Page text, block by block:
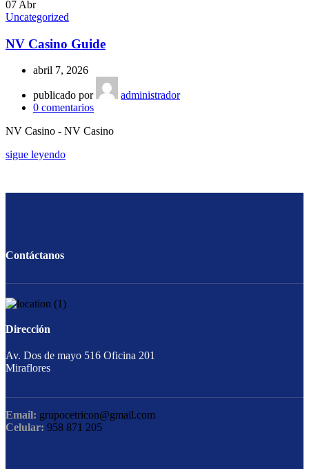
07 Abr
Uncategorized
NV Casino Guide
abril 7, 2026
publicado por
administrador
0 comentarios
NV Casino - NV Casino
sigue leyendo
Contáctanos
Dirección
Av. Dos de mayo 516 Oficina 201
Miraflores
Email: grupocetricon@gmail.com
Celular: 958 871 205